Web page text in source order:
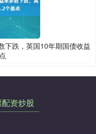
下跌，英国10年期国债收益
资炒股